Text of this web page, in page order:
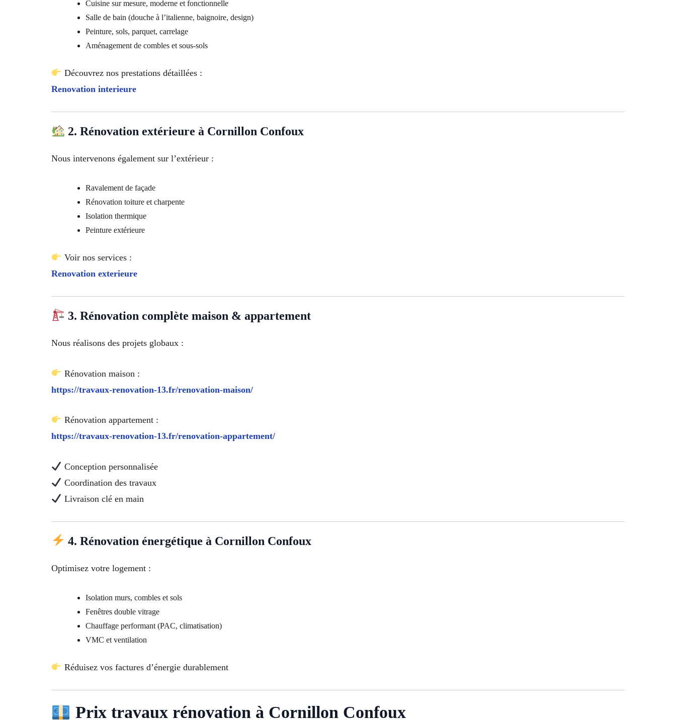
Cuisine sur mesure, moderne et fonctionnelle
Salle de bain (douche à l’italienne, baignoire, design)
Peinture, sols, parquet, carrelage
Aménagement de combles et sous-sols
Découvrez nos prestations détaillées :
Renovation interieure
2. Rénovation extérieure à Cornillon Confoux
Nous intervenons également sur l’extérieur :
Ravalement de façade
Rénovation toiture et charpente
Isolation thermique
Peinture extérieure
Voir nos services :
Renovation exterieure
3. Rénovation complète maison & appartement
Nous réalisons des projets globaux :
Rénovation maison :
https://travaux-renovation-13.fr/renovation-maison/
Rénovation appartement :
https://travaux-renovation-13.fr/renovation-appartement/
Conception personnalisée
Coordination des travaux
Livraison clé en main
4. Rénovation énergétique à Cornillon Confoux
Optimisez votre logement :
Isolation murs, combles et sols
Fenêtres double vitrage
Chauffage performant (PAC, climatisation)
VMC et ventilation
Réduisez vos factures d’énergie durablement
Prix travaux rénovation à Cornillon Confoux